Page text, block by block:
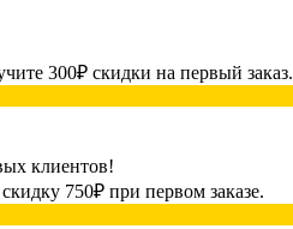
300₽ скидки на первый заказ.
клиентов!
750₽ при первом заказе.